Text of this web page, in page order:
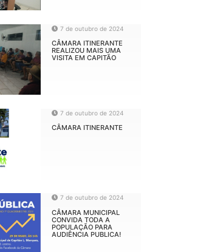
7 de outubro de 2024
CÂMARA ITINERANTE
REALIZOU MAIS UMA
VISITA EM CAPITÃO
7 de outubro de 2024
CÂMARA ITINERANTE
7 de outubro de 2024
CÂMARA MUNICIPAL
CONVIDA TODA A
POPULAÇÃO PARA
AUDIÊNCIA PUBLICA!